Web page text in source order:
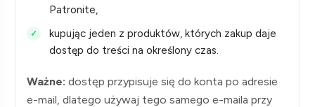
Patronite,
kupując jeden z produktów, których zakup daje
dostęp do treści na określony czas.
Ważne: dostęp przypisuje się do konta po adresie
e-mail, dlatego używaj tego samego e-maila przy